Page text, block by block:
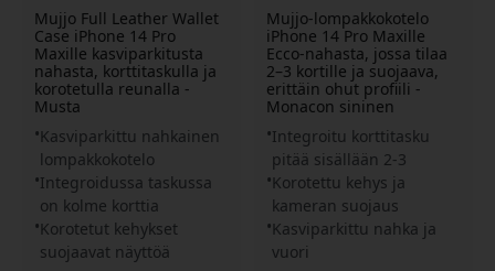
Mujjo Full Leather Wallet
Case iPhone 14 Pro
Maxille kasviparkitusta
nahasta, korttitaskulla ja
korotetulla reunalla -
Musta
Kasviparkittu nahkainen
lompakkokotelo
Integroidussa taskussa
on kolme korttia
Korotetut kehykset
suojaavat näyttöä
Mujjo-lompakkokotelo
iPhone 14 Pro Maxille
Ecco-nahasta, jossa tilaa
2–3 kortille ja suojaava,
erittäin ohut profiili -
Monacon sininen
Integroitu korttitasku
pitää sisällään 2-3
Korotettu kehys ja
kameran suojaus
Kasviparkittu nahka ja
vuori